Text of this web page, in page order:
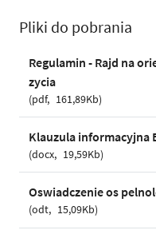
Pliki do pobrania
Regulamin - Rajd na
zycia
pdf 161,89Kb
Klauzula informacyjna
docx 19,59Kb
Oswiadczenie os
odt 15,09Kb